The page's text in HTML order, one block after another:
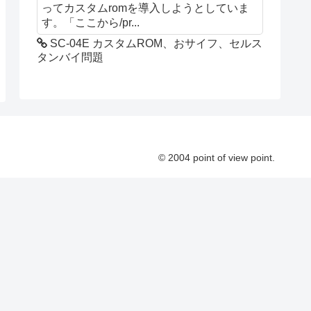
ってカスタムromを導入しようとしていま
す。「ここから/pr...
SC-04E カスタムROM、おサイフ、セルス
タンバイ問題
© 2004 point of view point.